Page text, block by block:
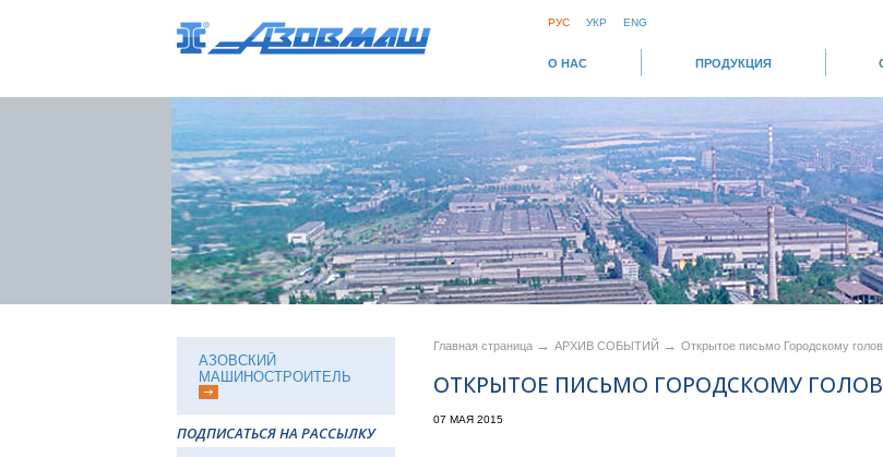
РУС УКР ENG
О НАС ПРОДУКЦИЯ
АЗОВСКИЙ
МАШИНОСТРОИТЕЛЬ
ПОДПИСАТЬСЯ НА РАССЫЛКУ
Главная страница → АРХИВ СОБЫТИЙ → Открытое письмо Городскому
ОТКРЫТОЕ ПИСЬМО ГОРОДСКОМУ
07 МАЯ 2015